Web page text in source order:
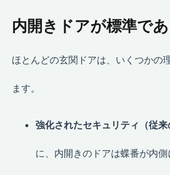
内開きドアが標準で
ほとんどの玄関ドアは、いくつかの
ます。
強化されたセキュリティ（従
に、内開きのドアは蝶番が内